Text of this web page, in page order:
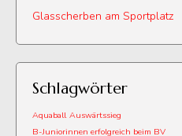
Glasscherben am Sportplatz
Schlagwörter
Aquaball Auswärtssieg
B-Juniorinnen erfolgreich beim BV